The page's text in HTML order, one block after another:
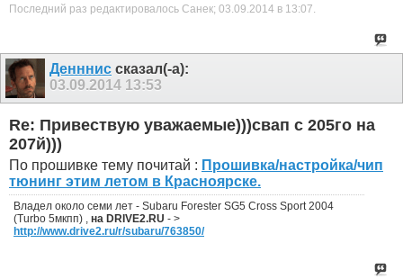
Последний раз редактировалось Санек; 03.09.2014 в 13:07.
Денннис сказал(-а):
03.09.2014 13:53
Re: Привествую уважаемые)))свап с 205го на
207й)))
По прошивке тему почитай : Прошивка/настройка/чип
тюнинг этим летом в Красноярске.
Владел около семи лет - Subaru Forester SG5 Cross Sport 2004
(Turbo 5мкпп) , на DRIVE2.RU - >
http://www.drive2.ru/r/subaru/763850/